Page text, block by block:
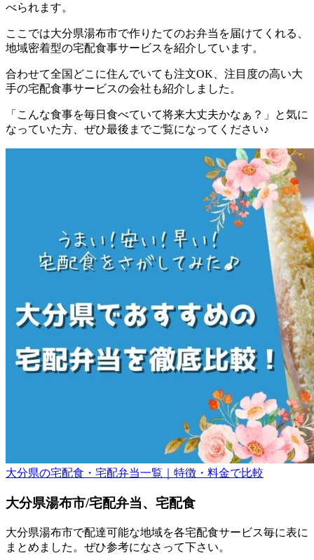
べられます。
ここでは大分県湯布市で作りたてのお弁当を届けてくれる、
地域密着型の宅配食事サービスを紹介しています。
合わせて全国どこに住んでいても注文OK、注目度の高い大
手の宅配食事サービスの会社も紹介 しました。
「こんな食事を毎日食べていて将来大丈夫かなぁ？」と気に
なっていた方、ぜひ最後までご覧になってください♪
大分県の宅配食・宅配弁当一覧｜特徴・料金で比較
大分県湯布市/宅配弁当、宅配食
大分県湯布市で配達可能な地域を各宅配食サービス毎に表に
まとめました。ぜひ参考になさって下さい。